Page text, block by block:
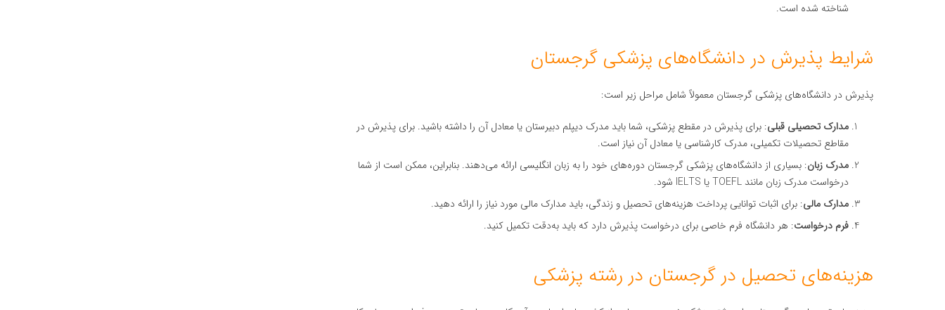
شناخته شده است.
شرایط پذیرش در دانشگاه‌های پزشکی گرجستان
پذیرش در دانشگاه‌های پزشکی گرجستان معمولاً شامل مراحل زیر است:
مدارک تحصیلی قبلی: برای پذیرش در مقطع پزشکی، شما باید مدرک دیپلم دبیرستان یا معادل آن را داشته باشید. برای پذیرش در
مقاطع تحصیلات تکمیلی، مدرک کارشناسی یا معادل آن نیاز است.
مدرک زبان: بسیاری از دانشگاه‌های پزشکی گرجستان دوره‌های خود را به زبان انگلیسی ارائه می‌دهند. بنابراین، ممکن است از شما
درخواست مدرک زبان مانند TOEFL یا IELTS شود.
مدارک مالی: برای اثبات توانایی پرداخت هزینه‌های تحصیل و زندگی، باید مدارک مالی مورد نیاز را ارائه دهید.
فرم درخواست: هر دانشگاه فرم خاصی برای درخواست پذیرش دارد که باید به‌دقت تکمیل کنید.
هزینه‌های تحصیل در گرجستان در رشته پزشکی